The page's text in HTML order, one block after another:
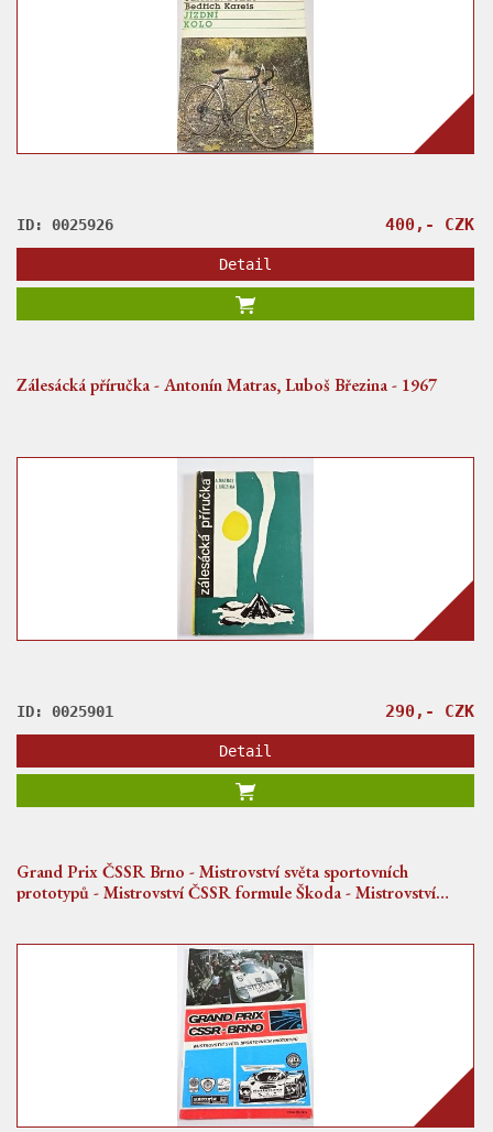
ID: 0025926 400,- CZK
Detail
Zálesácká příručka - Antonín Matras, Luboš Březina - 1967
ID: 0025901 290,- CZK
Detail
Grand Prix ČSSR Brno - Mistrovství světa sportovních
prototypů - Mistrovství ČSSR formule Škoda - Mistrovství